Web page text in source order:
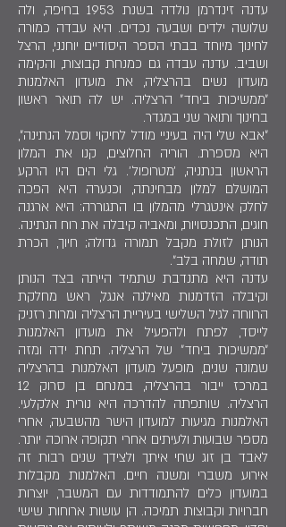
עדנה זינדרמן נולדה בשנת 1953 בחיפה, ולה
שלושה ילדים ושבעה נכדים. היא עבדה כמורה
לחינוך מיוחד בבתי הספר היסודיים יוחנני, הרצל
ושביב. עדנה עבדה גם כמנחת קבוצות, והקימה
מועדון נשים בהרצליה, את מועדון האלמנות
״ממשיכות ביחד״ הרצליה. יש לה תואר ראשון
בחינוך ותואר שני במגדר.
״אבא שלי היה בעיניי מודל לחיקוי וסמל הנתינה״,
היא מספרת. הוריה החלוצים, קנו את המלון
הראשון בנתניה, ׳מטרופול׳. גלי הים היו הרקע
המושלם למלון מבחינתה, וכנערה היא הפכה
לחלק אינטגרלי מהמלון בו התגוררה: היא ארגנה
חוגים, התכנסויות, ומאביה קיבלה את רוח הנתינה.
הנותן לזולת מקבל תמורה גדולה; חיוך, הכרת
תודה, שמחה בלב״.
עדנה היא מתנדבת שתמיד הייתה בצד הנותן
וקיבלה הזדמנות מאילנה אנגל, ראש מחלקת
הרווחה לגיל השלישי בעיריית הרצליה ומרות רזניק
לייסד, לפתח ולהפעיל את מועדון האלמנות
״ממשיכות ביחד״ של הרצליה. תחת ידה ומזה
שמונה שנים, מופעל מועדון האלמנות בהרצליה
במרכז ייבור בהרצליה, במנחם בן סרוק 12
הרצליה. שותפתה להדרכה היא נורית אלקלעי.
האלמנות מגיעות למועדון הישר מהשבעה, אחרי
מספר שבועות ולעיתים אחרי תקופה ארוכה יותר.
לאבד בן זוג שחי איתך ולצידך שנים רבות זה
אירוע משברי ומשנה חיים. האלמנות מקבלות
במועדון כלים להתמודדות עם המשבר, יוצרות
חברויות וקבוצות תמיכה. הן עושות ארוחות שישי